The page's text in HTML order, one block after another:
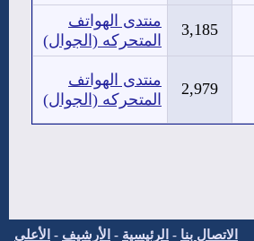
3,185
منتدى الهواتف
المتحركه (الجوال)
2,979
منتدى الهواتف
المتحركه (الجوال)
الاتصال بنا - الرئيسية - الأرشيف - الأعلى